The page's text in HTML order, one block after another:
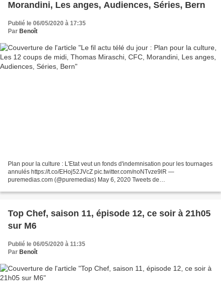
Morandini, Les anges, Audiences, Séries, Bern
Publié le 06/05/2020 à 17:35
Par Benoît
Plan pour la culture : L'Etat veut un fonds d'indemnisation pour les tournages
annulés https://t.co/EHoj52JVcZ pic.twitter.com/noNTvze9lR —
puremedias.com (@puremedias) May 6, 2020 Tweets de
Top Chef, saison 11, épisode 12, ce soir à 21h05
sur M6
Publié le 06/05/2020 à 11:35
Par Benoît